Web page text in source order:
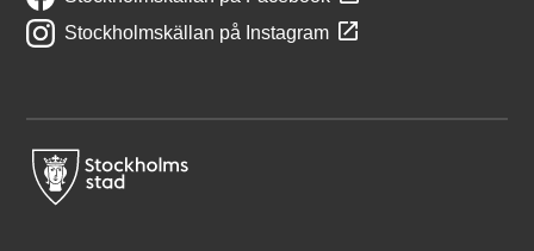
Stockholmskällan på Instagram